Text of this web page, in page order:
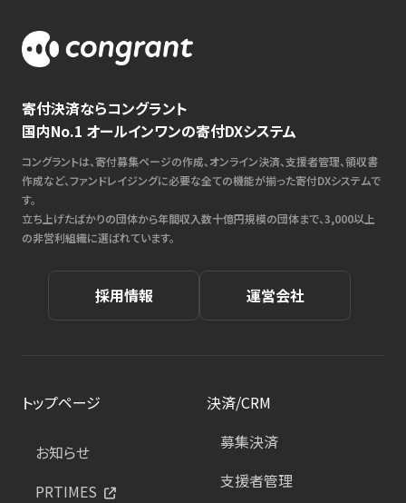
寄付決済ならコングラント
国内No.1 オールインワンの寄付DXシステム
コングラントは、寄付募集ページの作成、オンライン決済、支援者管理、領収書
作成など、ファンドレイジングに必要な全ての機能が揃った寄付DXシステムで
す。
立ち上げたばかりの団体から年間収入数十億円規模の団体まで、3,000以上
の非営利組織に選ばれています。
採用情報 運営会社
トップページ
お知らせ
PRTIMES
決済/CRM
募集決済
支援者管理